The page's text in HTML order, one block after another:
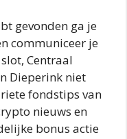
gevonden ga je
communiceer je
Centraal
Dieperink niet
fondstips van
nieuws en
bonus actie